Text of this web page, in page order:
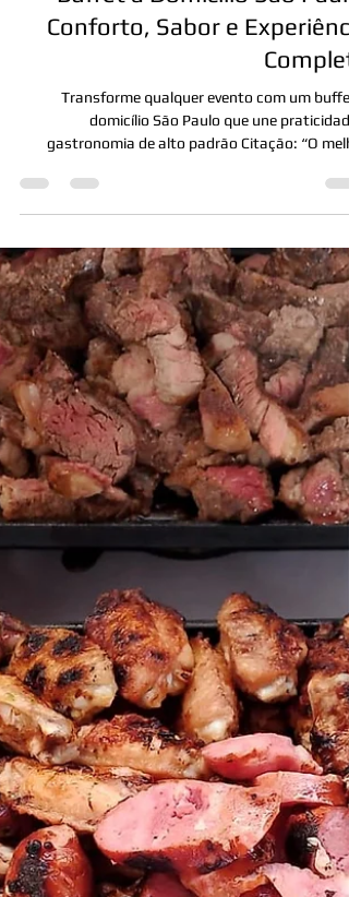
13 de ago. de
Buffet a Domicílio São
Conforto, Sabor e
Transforme qualquer evento com um
domicílio São Paulo que une